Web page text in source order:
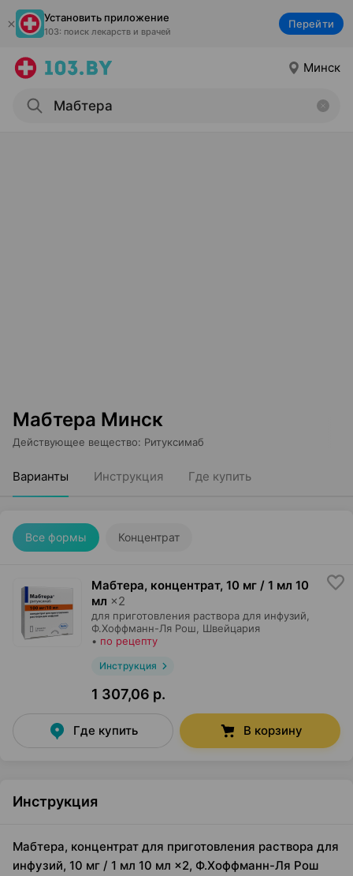
Установить приложение
103: поиск лекарств и врачей
Перейти
Минск
Мабтера Минск
Действующее вещество: Ритуксимаб
Варианты Инструкция Где купить
Все формы Концентрат
Мабтера, концентрат, 10 мг / 1 мл 10
мл ×2
для приготовления раствора для инфузий,
Ф.Хоффманн-Ля Рош , Швейцария
• по рецепту
Инструкция
1 307,06 р.
Где купить В корзину
Инструкция
Мабтера, концентрат для приготовления раствора для
инфузий, 10 мг / 1 мл 10 мл ×2, Ф.Хоффманн-Ля Рош